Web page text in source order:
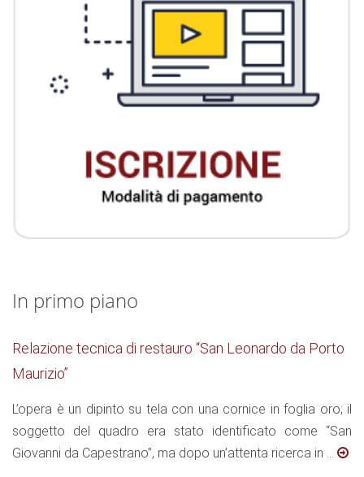
In primo piano
Relazione tecnica di restauro “San Leonardo da Porto
Maurizio”
L’opera è un dipinto su tela con una cornice in foglia oro; il
soggetto del quadro era stato identificato come “San
Giovanni da Capestrano”, ma dopo un’attenta ricerca in ...